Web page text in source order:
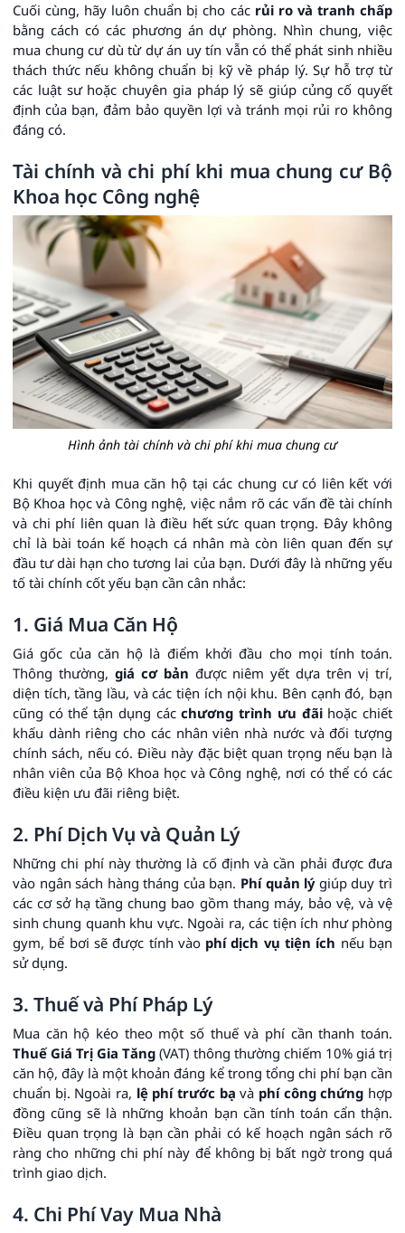
Cuối cùng, hãy luôn chuẩn bị cho các rủi ro và tranh chấp
bằng cách có các phương án dự phòng. Nhìn chung, việc
mua chung cư dù từ dự án uy tín vẫn có thể phát sinh nhiều
thách thức nếu không chuẩn bị kỹ về pháp lý. Sự hỗ trợ từ
các luật sư hoặc chuyên gia pháp lý sẽ giúp củng cố quyết
định của bạn, đảm bảo quyền lợi và tránh mọi rủi ro không
đáng có.
Tài chính và chi phí khi mua chung cư Bộ
Khoa học Công nghệ
Hình ảnh tài chính và chi phí khi mua chung cư
Khi quyết định mua căn hộ tại các chung cư có liên kết với
Bộ Khoa học và Công nghệ, việc nắm rõ các vấn đề tài chính
và chi phí liên quan là điều hết sức quan trọng. Đây không
chỉ là bài toán kế hoạch cá nhân mà còn liên quan đến sự
đầu tư dài hạn cho tương lai của bạn. Dưới đây là những yếu
tố tài chính cốt yếu bạn cần cân nhắc:
1. Giá Mua Căn Hộ
Giá gốc của căn hộ là điểm khởi đầu cho mọi tính toán.
Thông thường, giá cơ bản được niêm yết dựa trên vị trí,
diện tích, tầng lầu, và các tiện ích nội khu. Bên cạnh đó, bạn
cũng có thể tận dụng cácchương trình ưu đãihoặc chiết
khấu dành riêng cho các nhân viên nhà nước và đối tượng
chính sách, nếu có. Điều này đặc biệt quan trọng nếu bạn là
nhân viên của Bộ Khoa học và Công nghệ, nơi có thể có các
điều kiện ưu đãi riêng biệt.
2. Phí Dịch Vụ và Quản Lý
Những chi phí này thường là cố định và cần phải được đưa
vào ngân sách hàng tháng của bạn. Phí quản lýgiúp duy trì
các cơ sở hạ tầng chung bao gồm thang máy, bảo vệ, và vệ
sinh chung quanh khu vực. Ngoài ra, các tiện ích như phòng
gym, bể bơi sẽ được tính vào phí dịch vụ tiện ích nếu bạn
sử dụng.
3. Thuế và Phí Pháp Lý
Mua căn hộ kéo theo một số thuế và phí cần thanh toán.
Thuế Giá Trị Gia Tăng (VAT) thông thường chiếm 10% giá trị
căn hộ, đây là một khoản đáng kể trong tổng chi phí bạn cần
chuẩn bị. Ngoài ra, lệ phí trước bạ và phí công chứng hợp
đồng cũng sẽ là những khoản bạn cần tính toán cẩn thận.
Điều quan trọng là bạn cần phải có kế hoạch ngân sách rõ
ràng cho những chi phí này để không bị bất ngờ trong quá
trình giao dịch.
4. Chi Phí Vay Mua Nhà